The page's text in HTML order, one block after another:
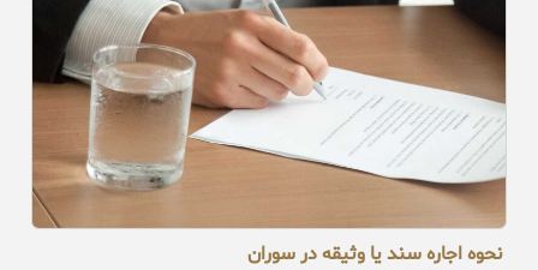
نحوه اجاره سند یا وثیقه در سوران